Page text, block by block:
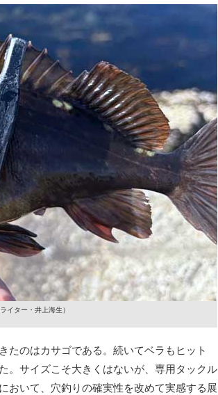
イター・井上海生）
たのはカサゴである。続いてベラもヒット
。サイズこそ大きくはないが、専用タックル
おいて、穴釣りの確実性を改めて実感する展